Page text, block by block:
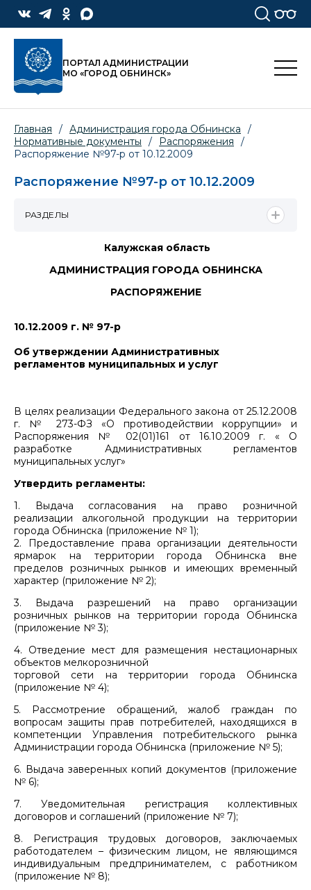
ПОРТАЛ АДМИНИСТРАЦИИ
МО «ГОРОД ОБНИНСК»
Главная / Администрация города Обнинска
/
Нормативные документы
/ Распоряжения
/
Распоряжение №97-р от 10.12.2009
Распоряжение №97-р от 10.12.2009
Калужская область
АДМИНИСТРАЦИЯ ГОРОДА ОБНИНСКА
РАСПОРЯЖЕНИЕ
10.12.2009 г. № 97-р
Об утверждении Административных
регламентов муниципальных и услуг
В целях реализации Федерального закона от 25.12.2008
г. № 273-ФЗ «О противодействии коррупции» и
Распоряжения № 02(01)161 от 16.10.2009 г. « О
разработке Административных регламентов
муниципальных услуг»
Утвердить регламенты:
1. Выдача согласования на право розничной
реализации алкогольной продукции на территории
города Обнинска (приложение № 1);
2. Предоставление права организации деятельности
ярмарок на территории города Обнинска вне
пределов розничных рынков и имеющих временный
характер (приложение № 2);
3. Выдача разрешений на право организации
розничных рынков на территории города Обнинска
(приложение № 3);
4. Отведение мест для размещения нестационарных
объектов мелкорозничной
торговой сети на территории города Обнинска
(приложение № 4);
5. Рассмотрение обращений, жалоб граждан по
вопросам защиты прав потребителей, находящихся в
компетенции Управления потребительского рынка
Администрации города Обнинска (приложение № 5);
6. Выдача заверенных копий документов (приложение
№ 6);
7. Уведомительная регистрация коллективных
договоров и соглашений (приложение № 7);
8. Регистрация трудовых договоров, заключаемых
работодателем – физическим лицом, не являющимся
индивидуальным предпринимателем, с работником
(приложение № 8);
РАЗДЕЛЫ